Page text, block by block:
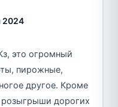
2024
это огромный
пирожные,
другое. Кроме
розыгрыши дорогих